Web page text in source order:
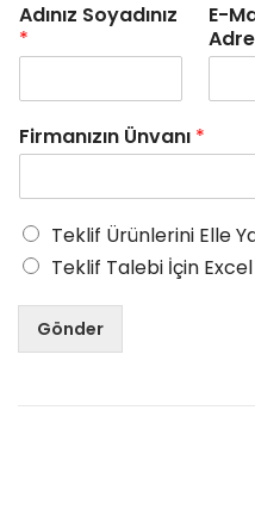
Adınız Soyadınız
*
E-
Firmanızın Ünvanı *
Teklif Ürünlerini Elle
Teklif Talebi İçin
Gönder